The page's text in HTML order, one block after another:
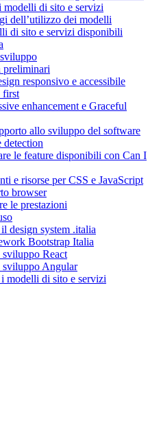
modelli di sito e servizi
dell’utilizzo dei modelli
di sito e servizi disponibili
preliminari
responsivo e accessibile
first
enhancement e Graceful
allo sviluppo del software
detection
le feature disponibili con Can I
e risorse per CSS e JavaScript
browser
le prestazioni
design system .italia
Bootstrap Italia
React
Angular
modelli di sito e servizi